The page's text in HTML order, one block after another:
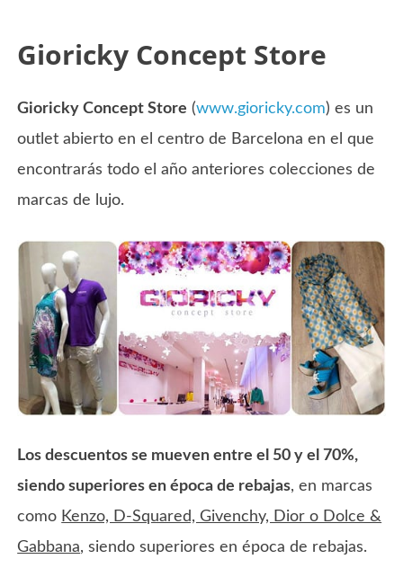
Gioricky Concept Store
Gioricky Concept Store (www.gioricky.com) es un
outlet abierto en el centro de Barcelona en el que
encontrarás todo el año anteriores colecciones de
marcas de lujo.
Los descuentos se mueven entre el 50 y el 70%,
siendo superiores en época de rebajas, en marcas
como Kenzo, D-Squared, Givenchy, Dior o Dolce &
Gabbana, siendo superiores en época de rebajas.